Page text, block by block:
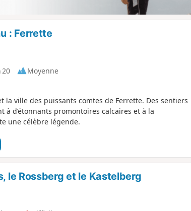
: Ferrette
20
Moyenne
la ville des puissants comtes de Ferrette. Des sentiers
d’étonnants promontoires calcaires et à la
une célèbre légende.
le Rossberg et le Kastelberg